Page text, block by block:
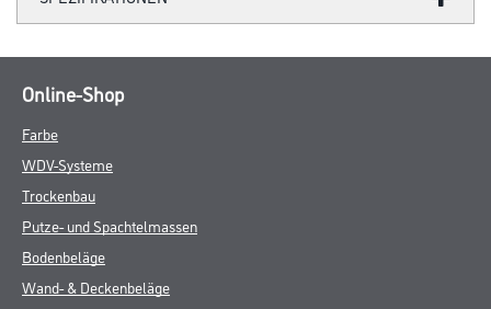
Online-Shop
Farbe
WDV-Systeme
Trockenbau
Putze- und Spachtelmassen
Bodenbeläge
Wand- & Deckenbeläge